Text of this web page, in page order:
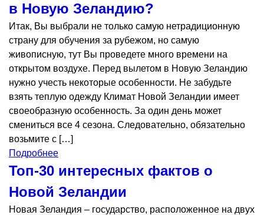
в Новую Зеландию?
Итак, Вы выбрали не только самую нетрадиционную
страну для обучения за рубежом, но самую
живописную, тут Вы проведете много времени на
открытом воздухе. Перед вылетом в Новую Зеландию
нужно учесть некоторые особенности. Не забудьте
взять теплую одежду Климат Новой Зеландии имеет
своеобразную особенность. За один день может
смениться все 4 сезона. Следовательно, обязательно
возьмите с […]
Подробнее
Топ-30 интересных фактов о
Новой Зеландии
Новая Зеландия – государство, расположенное на двух